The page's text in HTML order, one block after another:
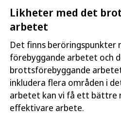
Likheter med det
arbetet
Det finns beröringspunkter
förebyggande arbetet och
brottsförebyggande
inkludera flera områden i
arbetet kan vi få ett bättre
effektivare arbete.